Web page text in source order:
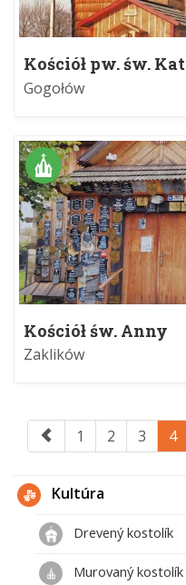
Kościół pw. św.
Aleksandryjskiej
Gogołów
Kościół św. Anny
Zaklików
1 2 3 4
Kultúra
Drevený kostolík
Murovaný kostolík